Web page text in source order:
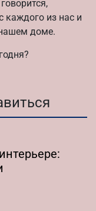
каждого из нас и
доме.